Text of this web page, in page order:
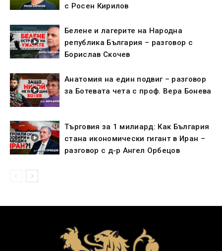
с Росен Кирилов
Белене и лагерите на Народна
република България – разговор с
Борислав Скочев
Анатомия на един подвиг – разговор
за Ботевата чета с проф. Вера Бонева
Търговия за 1 милиард: Как България
стана икономически гигант в Иран –
разговор с д-р Ангел Орбецов